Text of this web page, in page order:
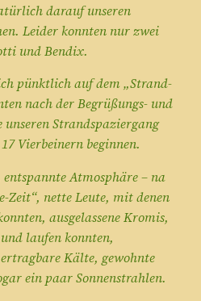
darauf unseren
Leider konnten nur zwei
und Bendix.
pünktlich auf dem „Strand-
nach der Begrüßungs- und
Strandspaziergang
Vierbeinern beginnen.
Atmosphäre – na
Zeit“, nette Leute, mit denen
ausgelassene Kromis,
laufen konnten,
Kälte, gewohnte
ein paar Sonnenstrahlen.